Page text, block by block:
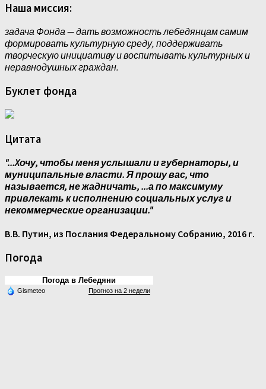
Наша миссия:
задача Фонда — дать возможность лебедянцам самим
формировать культурную среду, поддерживать
творческую инициативу и воспитывать культурных и
неравнодушных граждан.
Буклет фонда
Цитата
"...Xочу, чтобы меня услышали и губернаторы, и
муниципальные власти. Я прошу вас, что
называется, не жадничать, ...а по максимуму
привлекать к исполнению социальных услуг и
некоммерческие организации."
В.В. Путин, из Послания Федеральному Собранию, 2016 г.
Погода
Погода в Лебедяни
Gismeteo Прогноз на 2 недели